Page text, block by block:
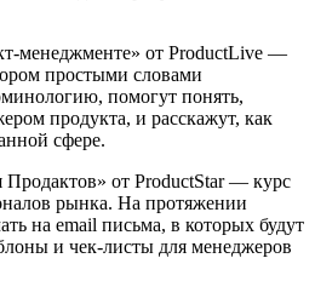
менеджменте» от ProductLive —
простыми словами
помогут понять,
продукта, и расскажут, как
сфере.
от ProductStar — курс
рынка. На протяжении
на email письма, в которых будут
и чек-листы для менеджеров